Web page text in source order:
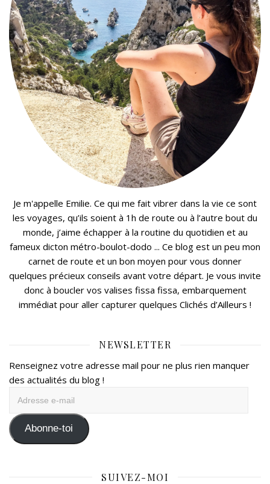
Je m'appelle Emilie. Ce qui me fait vibrer dans la vie ce sont
les voyages, qu’ils soient à 1h de route ou à l’autre bout du
monde, j’aime échapper à la routine du quotidien et au
fameux dicton métro-boulot-dodo ... Ce blog est un peu mon
carnet de route et un bon moyen pour vous donner
quelques précieux conseils avant votre départ. Je vous invite
donc à boucler vos valises fissa fissa, embarquement
immédiat pour aller capturer quelques Clichés d’Ailleurs !
NEWSLETTER
Renseignez votre adresse mail pour ne plus rien manquer
des actualités du blog !
mail Abonne-toi
SUIVEZ-MOI